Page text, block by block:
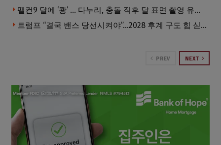
팰컨9 달에 ‘쾅’ … 다누리, 충돌 직후 달 표면 촬영 유일 탐사선
트럼프 “결국 밴스 당선시켜야”…2028 후계 구도 힘 싣나
PREV NEXT